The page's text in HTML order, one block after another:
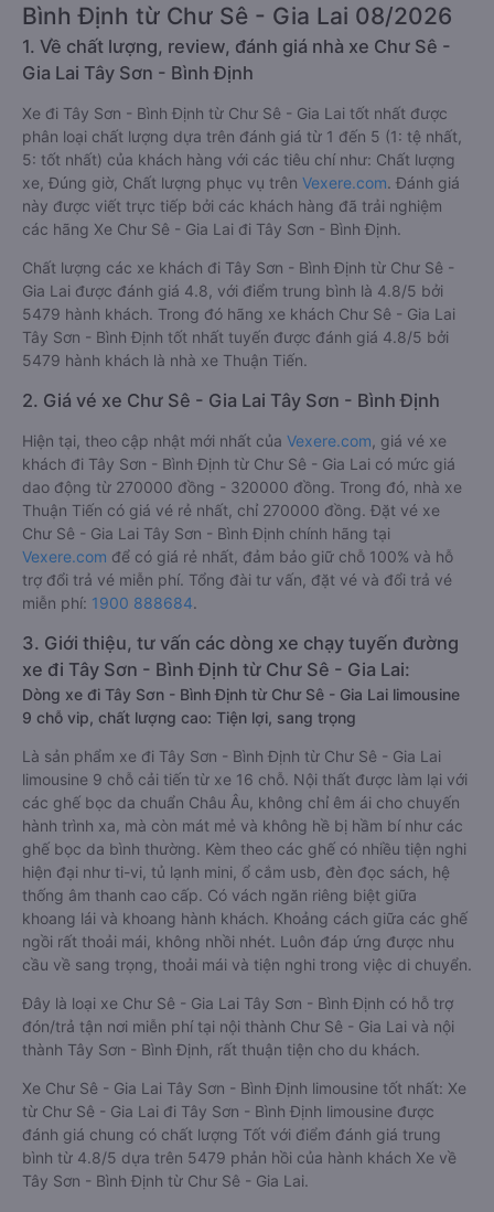
Bình Định từ Chư Sê - Gia Lai 08/2026
1. Về chất lượng, review, đánh giá nhà xe Chư Sê -
Gia Lai Tây Sơn - Bình Định
Xe đi Tây Sơn - Bình Định từ Chư Sê - Gia Lai tốt nhất được
phân loại chất lượng dựa trên đánh giá từ 1 đến 5 (1: tệ nhất,
5: tốt nhất) của khách hàng với các tiêu chí như: Chất lượng
xe, Đúng giờ, Chất lượng phục vụ trên Vexere.com. Đánh giá
này được viết trực tiếp bởi các khách hàng đã trải nghiệm
các hãng Xe Chư Sê - Gia Lai đi Tây Sơn - Bình Định.
Chất lượng các xe khách đi Tây Sơn - Bình Định từ Chư Sê -
Gia Lai được đánh giá 4.8, với điểm trung bình là 4.8/5 bởi
5479 hành khách. Trong đó hãng xe khách Chư Sê - Gia Lai
Tây Sơn - Bình Định tốt nhất tuyến được đánh giá 4.8/5 bởi
5479 hành khách là nhà xe Thuận Tiến.
2. Giá vé xe Chư Sê - Gia Lai Tây Sơn - Bình Định
Hiện tại, theo cập nhật mới nhất của Vexere.com , giá vé xe
khách đi Tây Sơn - Bình Định từ Chư Sê - Gia Lai có mức giá
dao động từ 270000 đồng - 320000 đồng. Trong đó, nhà xe
Thuận Tiến có giá vé rẻ nhất, chỉ 270000 đồng. Đặt vé xe
Chư Sê - Gia Lai Tây Sơn - Bình Định chính hãng tại
Vexere.com để có giá rẻ nhất, đảm bảo giữ chỗ 100% và hỗ
trợ đổi trả vé miễn phí. Tổng đài tư vấn, đặt vé và đổi trả vé
miễn phí: 1900 888684.
3. Giới thiệu, tư vấn các dòng xe chạy tuyến đường
xe đi Tây Sơn - Bình Định từ Chư Sê - Gia Lai:
Dòng xe đi Tây Sơn - Bình Định từ Chư Sê - Gia Lai limousine
9 chỗ vip, chất lượng cao: Tiện lợi, sang trọng
Là sản phẩm xe đi Tây Sơn - Bình Định từ Chư Sê - Gia Lai
limousine 9 chỗ cải tiến từ xe 16 chỗ. Nội thất được làm lại với
các ghế bọc da chuẩn Châu Âu, không chỉ êm ái cho chuyến
hành trình xa, mà còn mát mẻ và không hề bị hầm bí như các
ghế bọc da bình thường. Kèm theo các ghế có nhiều tiện nghi
hiện đại như ti-vi, tủ lạnh mini, ổ cắm usb, đèn đọc sách, hệ
thống âm thanh cao cấp. Có vách ngăn riêng biệt giữa
khoang lái và khoang hành khách. Khoảng cách giữa các ghế
ngồi rất thoải mái, không nhồi nhét. Luôn đáp ứng được nhu
cầu về sang trọng, thoải mái và tiện nghi trong việc di chuyển.
Đây là loại xe Chư Sê - Gia Lai Tây Sơn - Bình Định có hỗ trợ
đón/trả tận nơi miễn phí tại nội thành Chư Sê - Gia Lai và nội
thành Tây Sơn - Bình Định, rất thuận tiện cho du khách.
Xe Chư Sê - Gia Lai Tây Sơn - Bình Định limousine tốt nhất: Xe
từ Chư Sê - Gia Lai đi Tây Sơn - Bình Định limousine được
đánh giá chung có chất lượng Tốt với điểm đánh giá trung
bình từ 4.8/5 dựa trên 5479 phản hồi của hành khách Xe về
Tây Sơn - Bình Định từ Chư Sê - Gia Lai.